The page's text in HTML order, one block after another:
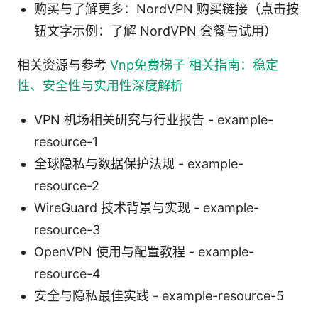
购买与了解更多：NordVPN 购买链接（点击按
钮文字示例：了解 NordVPN 套餐与试用）
相关资源与参考 Vnp免费梯子 相关指南：稳定
性、安全性与实用性深度解析
VPN 机场相关研究与行业报告 - example-
resource-1
全球隐私与数据保护法规 - example-
resource-2
WireGuard 技术背景与实现 - example-
resource-3
OpenVPN 使用与配置教程 - example-
resource-4
安全与隐私最佳实践 - example-resource-5